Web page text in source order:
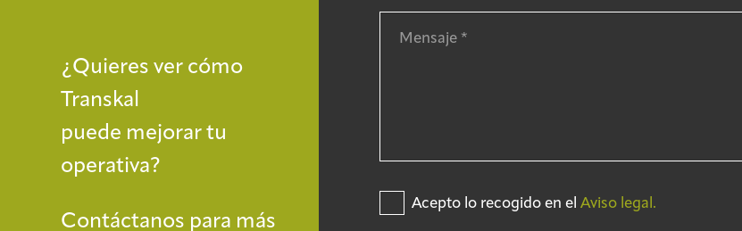
¿Quieres ver cómo
Transkal
puede mejorar tu
operativa?
Contáctanos para más
Acepto lo recogido en elAviso legal.